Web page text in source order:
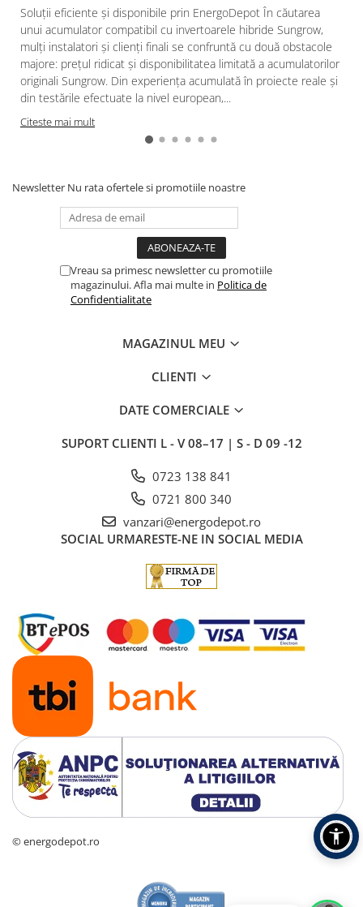
Soluții eficiente și disponibile prin EnergoDepot În căutarea
unui acumulator compatibil cu invertoarele hibride Sungrow,
mulți instalatori și clienți finali se confruntă cu două obstacole
majore: prețul ridicat și disponibilitatea limitată a acumulatorilor
originali Sungrow. Din experiența acumulată în proiecte reale și
din testările efectuate la nivel european,...
Citeste mai mult
Newsletter Nu rata ofertele si promotiile noastre
Vreau sa primesc newsletter cu promotiile
magazinului. Afla mai multe in Politica de
Confidentialitate
MAGAZINUL MEU
CLIENTI
DATE COMERCIALE
SUPORT CLIENTI L - V 08–17 | S - D 09 -12
0723 138 841
0721 800 340
vanzari@energodepot.ro
SOCIAL URMARESTE-NE IN SOCIAL MEDIA
© energodepot.ro